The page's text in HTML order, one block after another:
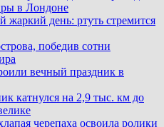
в Лондоне
жаркий день: ртуть стремится
победив сотни
вечный праздник в
катнулся на 2,9 тыс. км до
черепаха освоила ролики